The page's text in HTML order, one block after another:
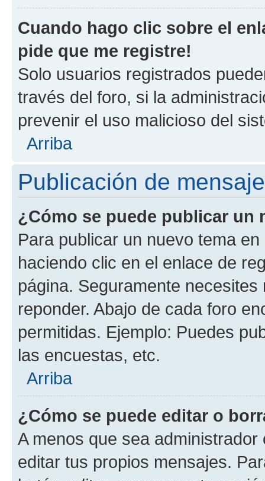
Cuando hago clic sobre el
pide que me registre!
Solo usuarios registrados
través del foro, si la
prevenir el uso malicioso del
Arriba
Publicación de
¿Cómo se puede publicar un
Para publicar un nuevo tema
haciendo clic en el enlace de
página. Seguramente
reponder. Abajo de cada foro
permitidas. Ejemplo: Puedes
las encuestas, etc.
Arriba
¿Cómo se puede editar o
A menos que sea
editar tus propios mensajes.